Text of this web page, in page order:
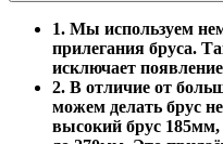
1. Мы используем
прилегания бруса.
исключает
2. В отличие от
можем делать брус
высокий брус 185мм,